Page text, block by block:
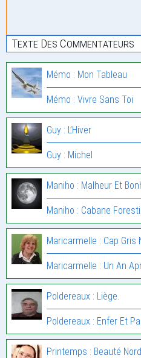
Texte Des Commentateurs
Mémo : Mon Tableau
Mémo : Vivre Sans Toi
Guy : L’Hiver
Guy : Michel
Maniho : Malheur Et
Maniho : Cabane
Maricarmelle : Cap Gris
Maricarmelle : Un An
Poldereaux : Liège.
Poldereaux : Enfer Et
Printemps : Beauté